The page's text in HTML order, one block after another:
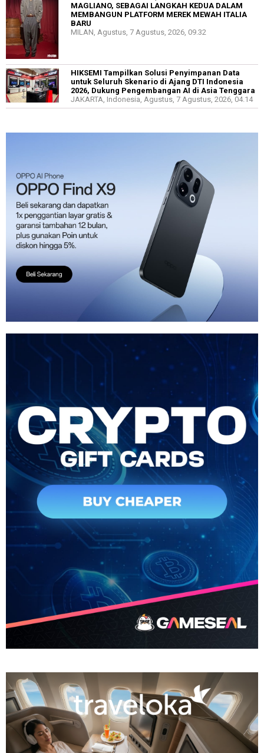
MAGLIANO, SEBAGAI LANGKAH KEDUA DALAM
MEMBANGUN PLATFORM MEREK MEWAH ITALIA
BARU
MILAN, Agustus, 7 Agustus, 2026, 09.32
HIKSEMI Tampilkan Solusi Penyimpanan Data
untuk Seluruh Skenario di Ajang DTI Indonesia
2026, Dukung Pengembangan AI di Asia Tenggara
JAKARTA, Indonesia, Agustus, 7 Agustus, 2026, 04.14